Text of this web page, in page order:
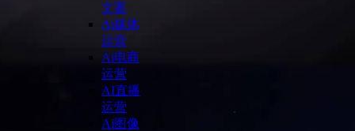
文案
Ai媒体
运营
Ai电商
运营
AI直播
运营
Ai图像